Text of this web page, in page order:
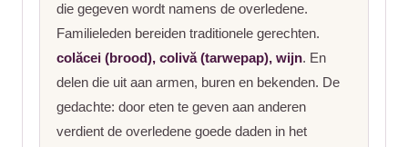
die gegeven wordt namens de overledene.
Familieleden bereiden traditionele gerechten.
colăcei (brood), colivă (tarwepap), wijn. En
delen die uit aan armen, buren en bekenden. De
gedachte: door eten te geven aan anderen
verdient de overledene goede daden in het